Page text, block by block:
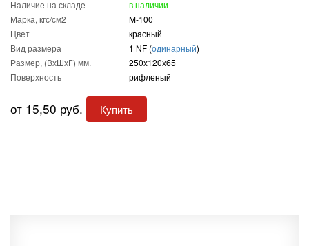
Наличие на складе
в наличии
Марка, кгс/см2
M-100
Цвет
красный
Вид размера
1 NF (одинарный)
Размер, (ВхШхГ) мм.
250x120x65
Поверхность
рифленый
от 15,50 руб. Купить